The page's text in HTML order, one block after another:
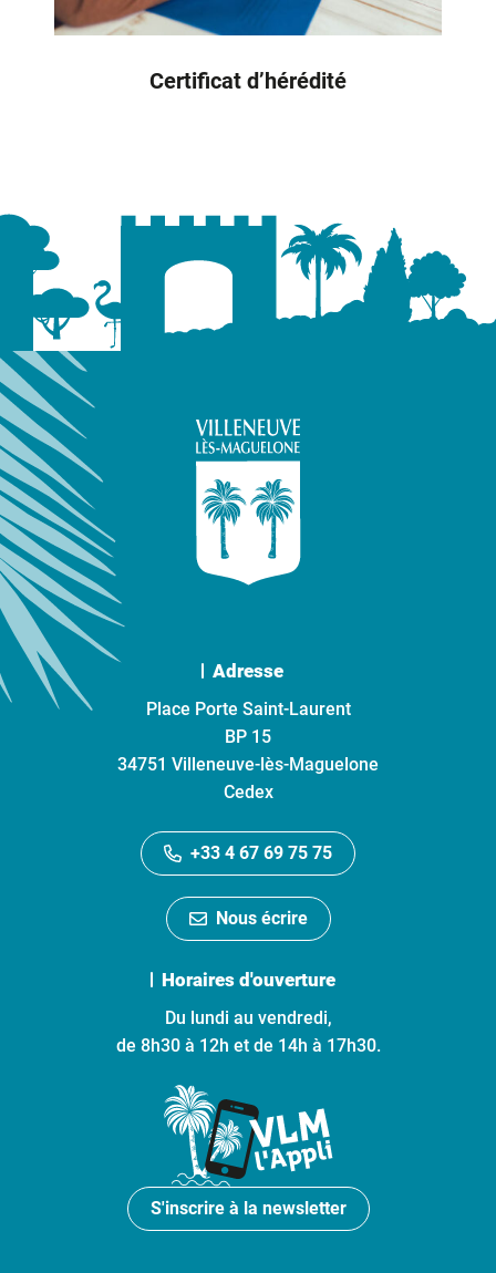
Certificat d’hérédité
Adresse
Place Porte Saint-Laurent
BP 15
34751 Villeneuve-lès-Maguelone
Cedex
+33 4 67 69 75 75
Nous écrire
Horaires d'ouverture
Du lundi au vendredi,
de 8h30 à 12h et de 14h à 17h30.
S'inscrire à la newsletter